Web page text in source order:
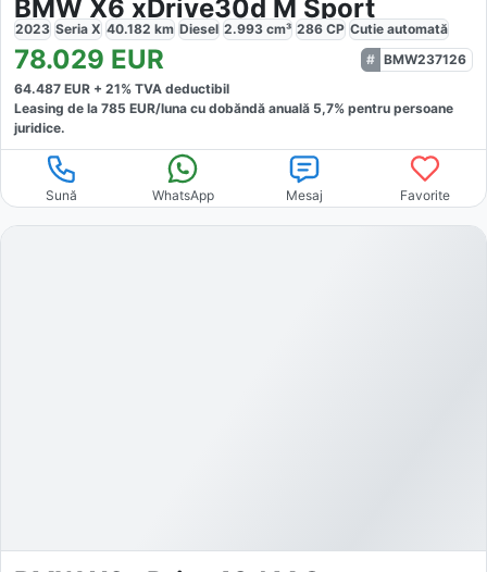
BMW X6 xDrive30d M Sport
2023 Seria X 40.182 km Diesel 2.993 cm³ 286 CP Cutie automată
78.029 EUR
BMW237126
64.487 EUR + 21% TVA deductibil
Leasing de la 785 EUR/luna cu dobăndă anuală 5,7% pentru persoane
juridice.
Sună WhatsApp Mesaj Favorite